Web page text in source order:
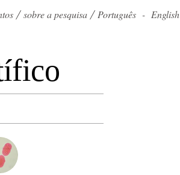
sobre a pesquisa Português - English